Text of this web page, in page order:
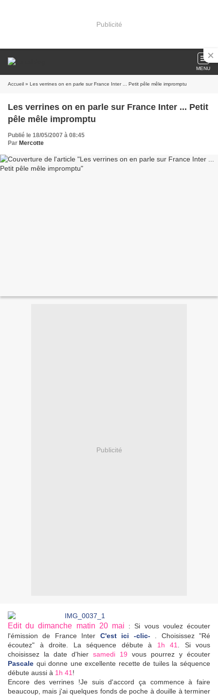
Publicité
MENU
Accueil » Les verrines on en parle sur France Inter ... Petit pêle mêle impromptu
Les verrines on en parle sur France Inter ... Petit
pêle mêle impromptu
Publié le 18/05/2007 à 08:45
Par Mercotte
Publicité
Edit du dimanche matin 20 mai : Si vous voulez écouter
l'émission de France Inter C'est ici -clic-
. Choisissez "Ré
écoutez" à droite. La séquence débute à 1h 41
. Si vous
choisissez la date d'hier samedi 19 vous pourrez y écouter
Pascale qui donne une excellente recette de tuiles la séquence
débute aussi à 1h 41 !
Encore des verrines !Je suis d'accord ça commence à faire
beaucoup, mais j'ai quelques fonds de poche à douille à terminer